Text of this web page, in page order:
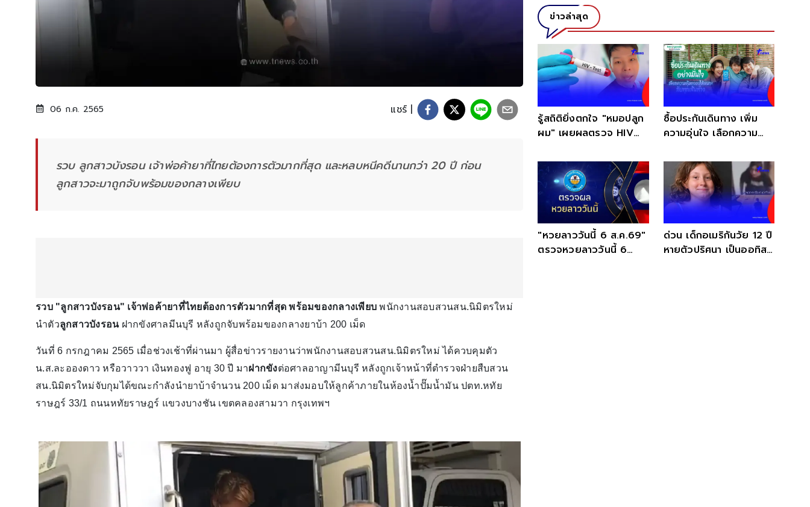
06 ก.ค. 2565 แชร์ |
รวบ ลูกสาวบังรอน เจ้าพ่อค้ายาที่ไทยต้องการตัวมากที่สุด และหลบหนีคดีนานกว่า 20 ปี ก่อน
ลูกสาวจะมาถูกจับพร้อมของกลางเพียบ
รวบ "ลูกสาวบังรอน" เจ้าพ่อค้ายาที่ไทยต้องการตัวมากที่สุด พร้อมของกลางเพียบ พนักงานสอบสวนสน.นิมิตรใหม่
นำตัวลูกสาวบังรอนฝากขังศาลมีนบุรี หลังถูกจับพร้อมของกลางยาบ้า 200 เม็ด
วันที่ 6 กรกฎาคม 2565 เมื่อช่วงเช้าที่ผ่านมา ผู้สื่อข่าวรายงานว่าพนักงานสอบสวนสน.นิมิตรใหม่ ได้ควบคุมตัว
น.ส.ละอองดาว หรือวาววา เงินทองฟู อายุ 30 ปี มาฝากขังต่อศาลอาญามีนบุรี หลังถูกเจ้าหน้าที่ตำรวจฝ่ายสืบสวน
สน.นิมิตรใหม่จับกุมได้ขณะกำลังนำยาบ้าจำนวน 200 เม็ด มาส่งมอบให้ลูกค้าภายในห้องน้ำปั๊มน้ำมัน ปตท.หทัย
ราษฎร์ 33/1 ถนนหทัยราษฎร์ แขวงบางชัน เขตคลองสามวา กรุงเทพฯ
ข่าวล่าสุด
รู้สถิติยิ่งตกใจ "หมอปลูก
ผม" เผยผลตรวจ HIV
ซื้อประกันเดินทาง เพิ่ม
ความอุ่นใจ เลือกความ
"หวยลาววันนี้ 6 ส.ค.69"
ตรวจหวยลาววันนี้ 6
ด่วน เด็กอเมริกันวัย 12 ปี
หายตัวปริศนา เป็นออทิสติ